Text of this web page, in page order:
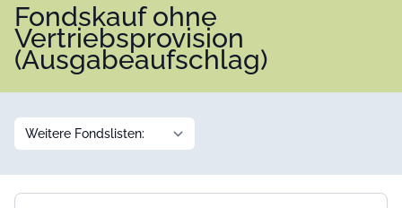
Fondskauf ohne
Vertriebsprovision
(Ausgabeaufschlag)